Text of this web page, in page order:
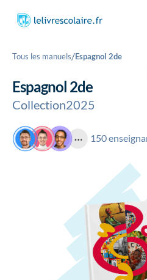
Tous les manuels/Espagnol 2de
Espagnol 2de
Collection2025
150